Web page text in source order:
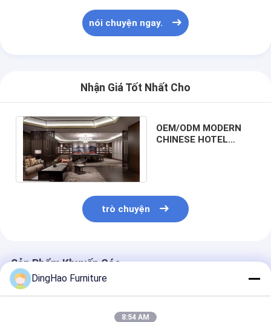
nói chuyện ngay.
Nhận Giá Tốt Nhất Cho
OEM/ODM MODERN
CHINESE HOTEL
trò chuyện
Sản Phẩm Khuyến Cáo
DingHao Furniture
8:54 AM